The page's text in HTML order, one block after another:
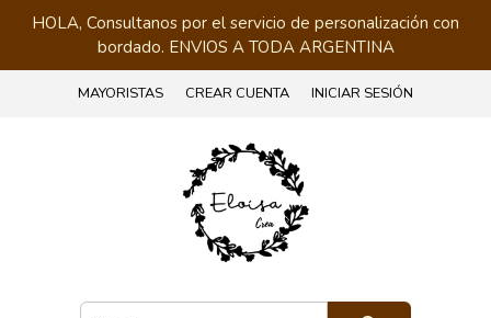
HOLA, Consultanos por el servicio de personalización con
bordado. ENVIOS A TODA ARGENTINA
MAYORISTAS CREAR CUENTA INICIAR SESIÓN